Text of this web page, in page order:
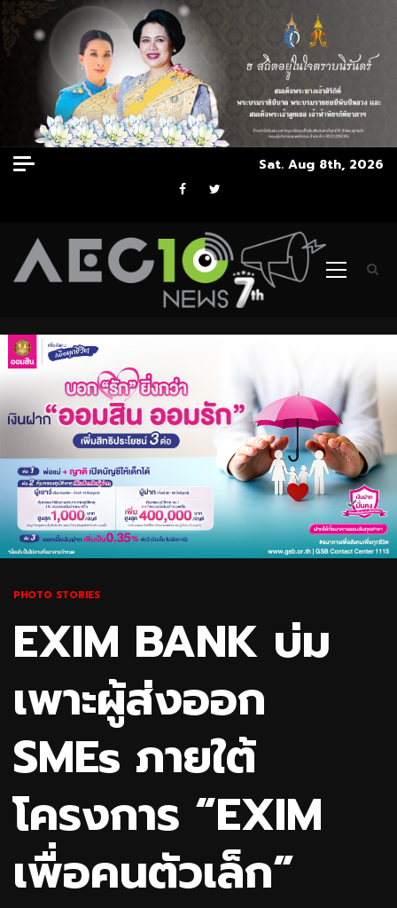
Skip
to
Sat. Aug 8th, 2026
Facebook
Twitter
Primary
PHOTO STORIES
EXIM BANK บ่ม
เพาะผู้ส่งออก
SMEs ภายใต้
โครงการ “EXIM
เพื่อคนตัวเล็ก”